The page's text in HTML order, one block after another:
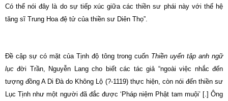
Có thể nói đây là do sự tiếp xúc giữa các thiền sư phái này với thế hệ
tăng sĩ Trung Hoa đệ tử của thiền sư Diên Thọ”.
Ðề cập sự có mặt của Tịnh độ tông trong cuốn Thiền uyển tập anh ngữ
lục đời Trần, Nguyễn Lang cho biết các tác giả “ngoài việc nhắc đến
tượng đồng A Di Ðà do Không Lộ (?-1119) thực hiện, còn nói đến thiền sư
Lục Tịnh như một người đã đắc được ‘Pháp niệm Phật tam muội’ [.] Ông